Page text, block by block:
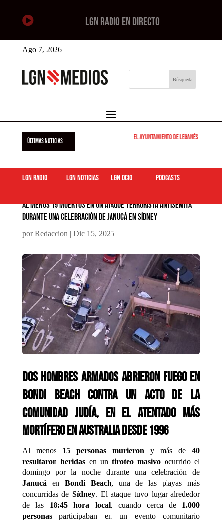
 LGN RADIO EN DIRECTO
Ago 7, 2026
ÚLTIMAS NOTICIAS El Ayuntamiento de Leganés pone en
LGN Radio LGN Noticias LGN ocio podcasts
Al menos 15 muertos en un ataque terrorista antisemita
durante una celebración de Janucá en Sídney
porRedaccion| Dic 15, 2025
Dos hombres armados abrieron fuego en
Bondi Beach contra un acto de la
comunidad judía, en el atentado más
mortífero en Australia desde 1996
Al menos 15 personas murieron y más de40
resultaron heridas en un tiroteo masivo ocurrido el
domingo por la noche durante una celebración de
Janucá en Bondi Beach, una de las playas más
concurridas deSídney. El ataque tuvo lugar alrededor
de las 18:45 hora local, cuando cerca de 1.000
personasparticipaban en un evento comunitario